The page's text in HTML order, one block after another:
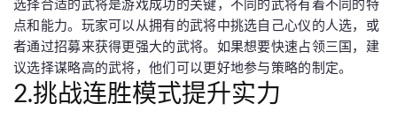
选择合适的武将是游戏成功的关键，不同的武将有着不同的特
点和能力。玩家可以从拥有的武将中挑选自己心仪的人选，或
者通过招募来获得更强大的武将。如果想要快速占领三国，建
议选择谋略高的武将，他们可以更好地参与策略的制定。
2.挑战连胜模式提升实力